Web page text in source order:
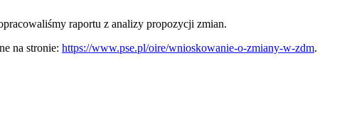
raportu z analizy propozycji zmian.
na stronie: https://www.pse.pl/oire/wnioskowanie-o-zmiany-w-zdm.